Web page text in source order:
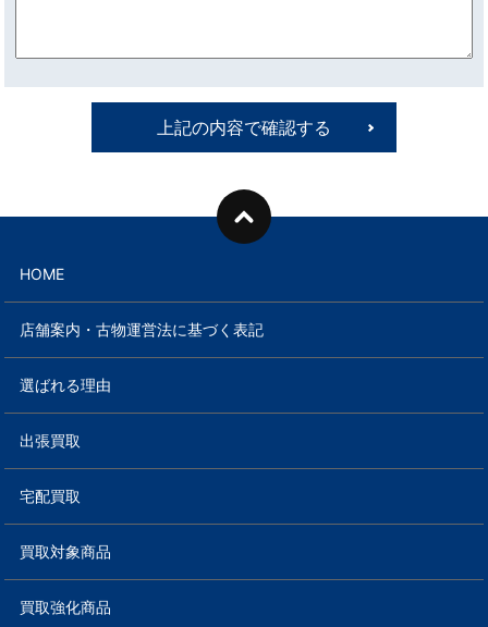
上記の内容で確認する
HOME
店舗案内・古物運営法に基づく表記
選ばれる理由
出張買取
宅配買取
買取対象商品
買取強化商品